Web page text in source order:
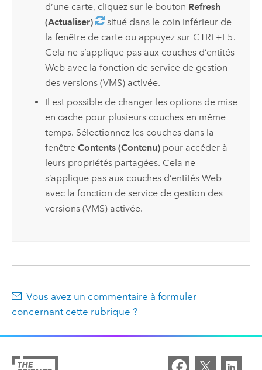
d’une carte, cliquez sur le bouton Refresh
(Actualiser)
situé dans le coin inférieur de
la fenêtre de carte ou appuyez sur CTRL+F5.
Cela ne s’applique pas aux couches d’entités
Web avec la fonction de service de gestion
des versions (VMS) activée.
Il est possible de changer les options de mise
en cache pour plusieurs couches en même
temps. Sélectionnez les couches dans la
fenêtre Contents (Contenu)pour accéder à
leurs propriétés partagées. Cela ne
s’applique pas aux couches d’entités Web
avec la fonction de service de gestion des
versions (VMS) activée.
Vous avez un commentaire à formuler
concernant cette rubrique ?